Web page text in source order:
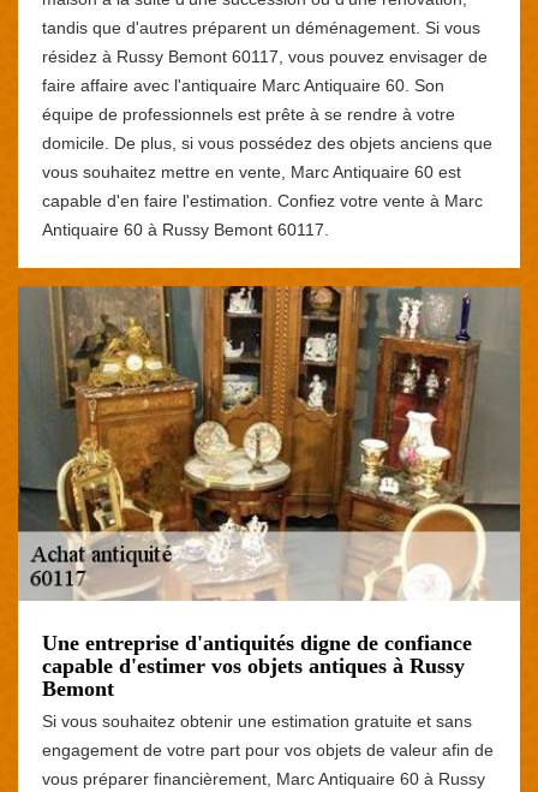
tandis que d'autres préparent un déménagement. Si vous
résidez à Russy Bemont 60117, vous pouvez envisager de
faire affaire avec l'antiquaire Marc Antiquaire 60. Son
équipe de professionnels est prête à se rendre à votre
domicile. De plus, si vous possédez des objets anciens que
vous souhaitez mettre en vente, Marc Antiquaire 60 est
capable d'en faire l'estimation. Confiez votre vente à Marc
Antiquaire 60 à Russy Bemont 60117.
Une entreprise d'antiquités digne de confiance
capable d'estimer vos objets antiques à Russy
Bemont
Si vous souhaitez obtenir une estimation gratuite et sans
engagement de votre part pour vos objets de valeur afin de
vous préparer financièrement, Marc Antiquaire 60 à Russy